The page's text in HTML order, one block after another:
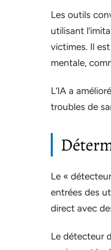
Les outils
utilisant
victimes. Il
mentale,
L’IA a
troubles de
Le «
entrées des
direct avec
Le détecteur